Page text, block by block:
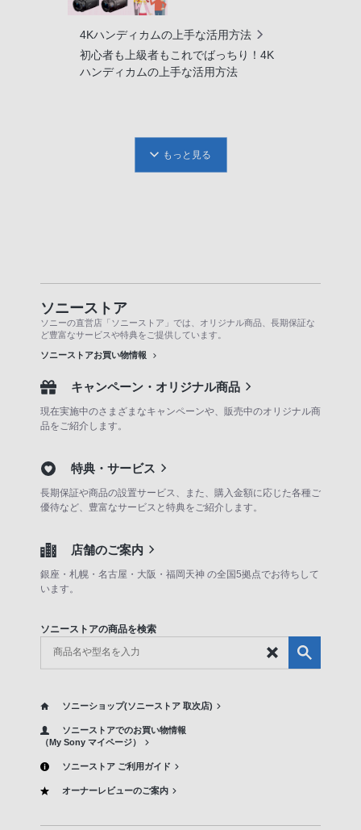
4Kハンディカムの上手な活用方法
初心者も上級者もこれでばっちり！4K
ハンディカムの上手な活用方法
もっと見る
ソニーストア
ソニーの直営店「ソニーストア」では、オリジナル商品、長期保証な
ど豊富なサービスや特典をご提供しています。
ソニーストアお買い物情報
キャンペーン・オリジナル商品
現在実施中のさまざまなキャンペーンや、販売中のオリジナル商
品をご紹介します。
特典・サービス
長期保証や商品の設置サービス、また、購入金額に応じた各種ご
優待など、豊富なサービスと特典をご紹介します。
店舗のご案内
銀座・札幌・名古屋・大阪・福岡天神 の全国5拠点でお待ちして
います。
ソニーストアの商品を検索
ソニーショップ(ソニーストア 取次店)
ソニーストアでのお買い物情報
（My Sony マイページ）
ソニーストア ご利用ガイド
オーナーレビューのご案内